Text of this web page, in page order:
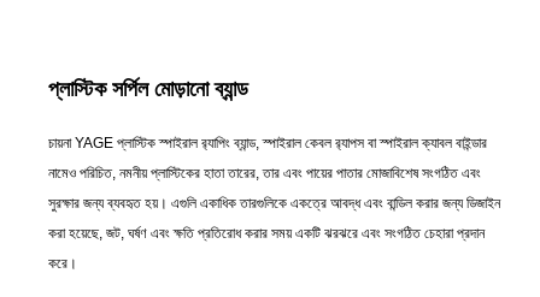
প্লাস্টিক সর্পিল মোড়ানো ব্যান্ড
চায়না YAGE প্লাস্টিক স্পাইরাল র‌্যাপিং ব্যান্ড, স্পাইরাল কেবল র‌্যাপস বা স্পাইরাল ক্যাবল বাইন্ডার
নামেও পরিচিত, নমনীয় প্লাস্টিকের হাতা তারের, তার এবং পায়ের পাতার মোজাবিশেষ সংগঠিত এবং
সুরক্ষার জন্য ব্যবহৃত হয়। এগুলি একাধিক তারগুলিকে একত্রে আবদ্ধ এবং বান্ডিল করার জন্য ডিজাইন
করা হয়েছে, জট, ঘর্ষণ এবং ক্ষতি প্রতিরোধ করার সময় একটি ঝরঝরে এবং সংগঠিত চেহারা প্রদান
করে।